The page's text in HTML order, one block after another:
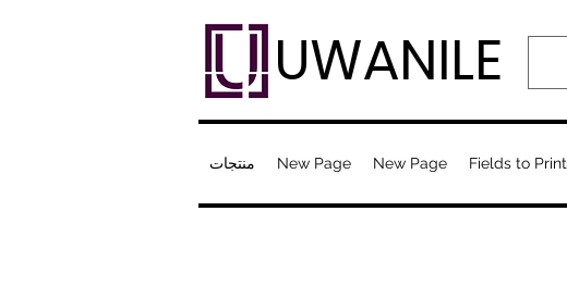
UWANILE
منتجات New Page New Page Fields to Print